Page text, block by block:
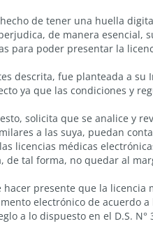
de tener una huella
de manera esencial,
para poder presentar la
descrita, fue planteada a
ya que las condiciones y
solicita que se analice y
a las suya, puedan
licencias médicas
de tal forma, no quedar al
presente que la licencia
electrónico de acuerdo
a lo dispuesto en el D.S. N°